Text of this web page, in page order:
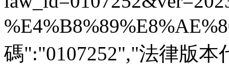
碼":"0107252","法律版本